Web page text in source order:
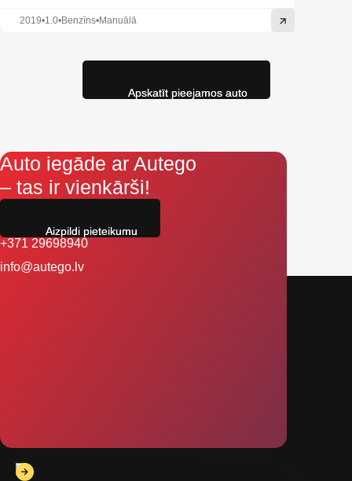
2019•1.0•Benzīns•Manuālā
Auto iegāde ar Autego
– tas ir vienkārši!
+371 29698940
info@autego.lv